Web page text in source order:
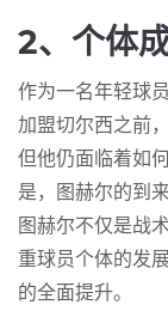
2、个体
作为一名年轻球
加盟切尔西之前
但他仍面临着如
是，图赫尔的到
图赫尔不仅是战
重球员个体的发
的全面提升。